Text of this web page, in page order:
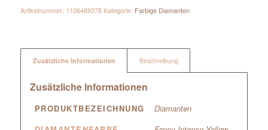
Artikelnummer: 1106489378 Kategorie: Farbige Diamanten
Zusätzliche Informationen Beschreibung
Zusätzliche Informationen
PRODUKTBEZEICHNUNG
Diamanten